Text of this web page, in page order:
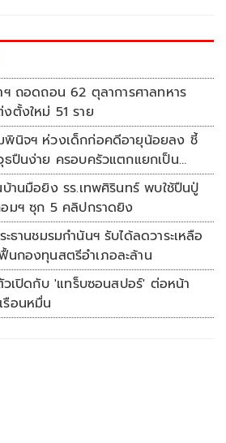
ฯ ถอดถอน 62 ตุลาการศาลทหาร
ตั้งใหม่ 51 ราย
พินิจฯ ห่วงเด็กก่อคดีอายุน้อยลง ชี้
ธปืนง่าย ครอบครัวแตกแยกเป็น
ญานมือยิง รร.เทพศิรินทร์ พบใช้ปืนปู่
มฯ ซุก 5 คลิปกราดยิง
ะธานชมรมกำนันฯ รับได้ลดวาระเหลือ
กองทุนสตรีอำเภอละล้าน
วเปิดกับ 'แทร็บซอนสปอร์' ต่อหน้า
อนหมื่น